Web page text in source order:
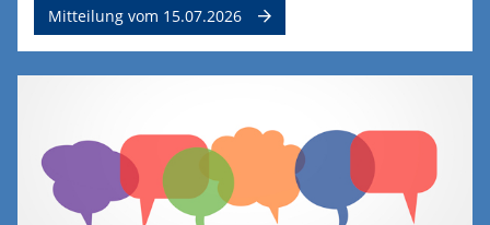
Mitteilung vom 15.07.2026